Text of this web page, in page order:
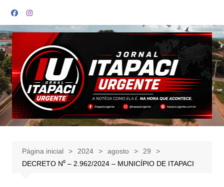
para
o
conteúdo
Página inicial 2024 agosto
29
DECRETO N⁰ – 2.962/2024 – MUNICÍPIO DE ITAPACI